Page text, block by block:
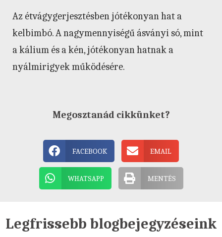
Az étvágygerjesztésben jótékonyan hat a
kelbimbó. A nagymennyiségű ásványi só, mint
a kálium és a kén, jótékonyan hatnak a
nyálmirigyek működésére.
Megosztanád cikkünket?
FACEBOOK EMAIL
WHATSAPP MENTÉS
Legfrissebb blogbejegyzéseink